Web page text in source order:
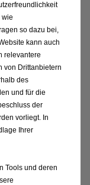
ALLE
/
wie
so dazu bei,
kann auch
relevantere
von Drittanbietern
des
und für die
der
vorliegt. In
Ihrer
Tools und deren